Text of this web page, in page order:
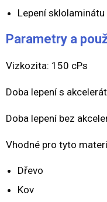
Lepení
Parametry a
Vizkozita: 150 cPs
Doba lepení s
Doba lepení bez
Vhodné pro tyto
Dřevo
Kov